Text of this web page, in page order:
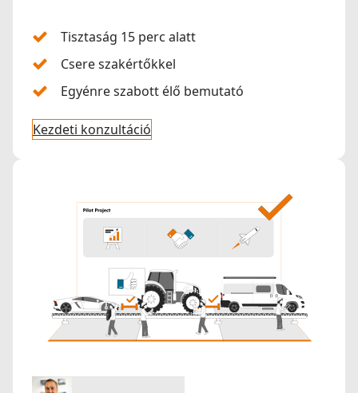
Tisztaság 15 perc alatt
Csere szakértőkkel
Egyénre szabott élő bemutató
Kezdeti konzultáció